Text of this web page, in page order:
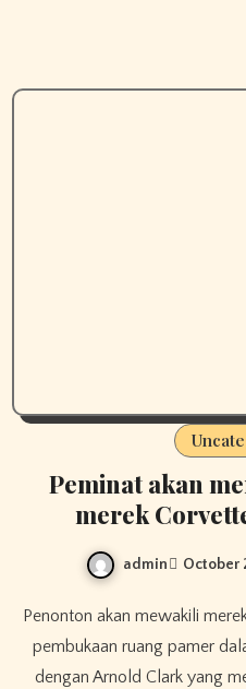
Peminat akan
merek
admin October
Penonton akan mewakili merek Corvette di Colchester dengan
pembukaan ruang pamer
dengan Arnold Clark yang